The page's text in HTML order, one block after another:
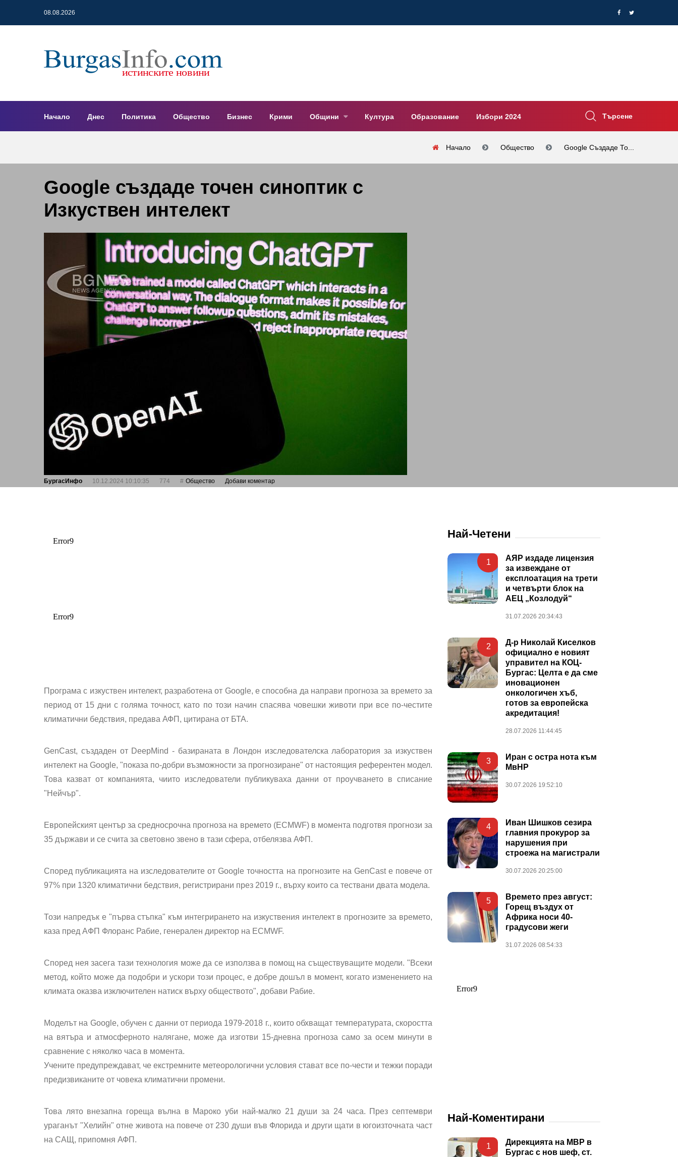
08.08.2026
Начало Днес Политика Общество Бизнес Крими Общини Култура Образование Избори 2024 Търсене
Начало Общество Google Създаде То...
Google създаде точен синоптик с
Изкуствен интелект
БургасИнфо 10.12.2024 10:10:35 774 Общество Добави коментар
Програма с изкуствен интелект, разработена от Google, е способна да направи прогноза за времето за
период от 15 дни с голяма точност, като по този начин спасява човешки животи при все по-честите
климатични бедствия, предава АФП, цитирана от БТА.
GenCast, създаден от DeepMind - базираната в Лондон изследователска лаборатория за изкуствен
интелект на Google, "показа по-добри възможности за прогнозиране" от настоящия референтен модел.
Това казват от компанията, чиито изследователи публикуваха данни от проучването в списание
"Нейчър".
Европейският център за средносрочна прогноза на времето (ECMWF) в момента подготвя прогнози за
35 държави и се счита за световно звено в тази сфера, отбелязва АФП.
Според публикацията на изследователите от Google точността на прогнозите на GenCast е повече от
97% при 1320 климатични бедствия, регистрирани през 2019 г., върху които са тествани двата модела.
Този напредък е "първа стъпка" към интегрирането на изкуствения интелект в прогнозите за времето,
каза пред AФП Флоранс Рабие, генерален директор на ECMWF.
Според нея засега тази технология може да се използва в помощ на съществуващите модели. "Всеки
метод, който може да подобри и ускори този процес, е добре дошъл в момент, когато изменението на
климата оказва изключителен натиск върху обществото", добави Рабие.
Моделът на Google, обучен с данни от периода 1979-2018 г., които обхващат температурата, скоростта
на вятъра и атмосферното налягане, може да изготви 15-дневна прогноза само за осем минути в
сравнение с няколко часа в момента.
Учените предупреждават, че екстремните метеорологични условия стават все по-чести и тежки поради
предизвиканите от човека климатични промени.
Това лято внезапна гореща вълна в Мароко уби най-малко 21 души за 24 часа. През септември
ураганът "Хелийн" отне живота на повече от 230 души във Флорида и други щати в югоизточната част
на САЩ, припомня АФП.
Най-Четени
1
АЯР издаде лицензия
за извеждане от
експлоатация на трети
и четвърти блок на
АЕЦ „Козлодуй“
31.07.2026 20:34:43
2
Д-р Николай Киселков
официално е новият
управител на КОЦ-
Бургас: Целта е да сме
иновационен
онкологичен хъб,
готов за европейска
акредитация!
28.07.2026 11:44:45
3
Иран с остра нота към
МвНР
30.07.2026 19:52:10
4
Иван Шишков сезира
главния прокурор за
нарушения при
строежа на магистрали
30.07.2026 20:25:00
5
Времето през август:
Горещ въздух от
Африка носи 40-
градусови жеги
31.07.2026 08:54:33
Най-Коментирани
1
Дирекцията на МВР в
Бургас с нов шеф, ст.